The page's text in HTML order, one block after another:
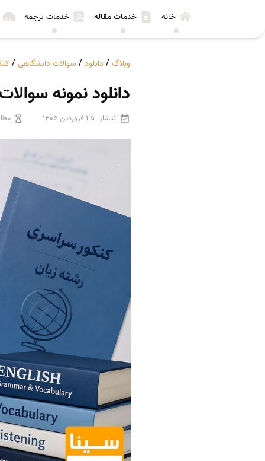
خانه خدمات مقاله خدمات ترجمه
وبلاگ / دانلود / سوالات دانشگاهی /
دانلود نمونه سوالات
انتشار 25 فروردین 1405